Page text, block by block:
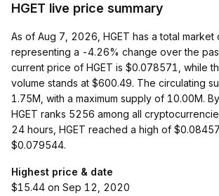
HGET live price summary
As of Aug 7, 2026, HGET has a total market
representing a -4.26% change over the
current price of HGET is $0.078571, while
volume stands at $600.49. The circulating
1.75M, with a maximum supply of 10.00M.
HGET ranks 5256 among all
24 hours, HGET reached a high of
$0.079544.
Highest price & date
$15.44 on Sep 12, 2020